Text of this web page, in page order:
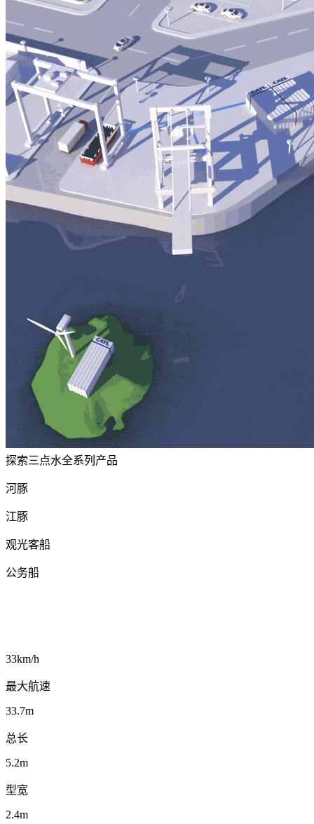
探索三点水全系列产品
河豚
江豚
观光客船
公务船
33km/h
最大航速
33.7m
总长
5.2m
型宽
2.4m